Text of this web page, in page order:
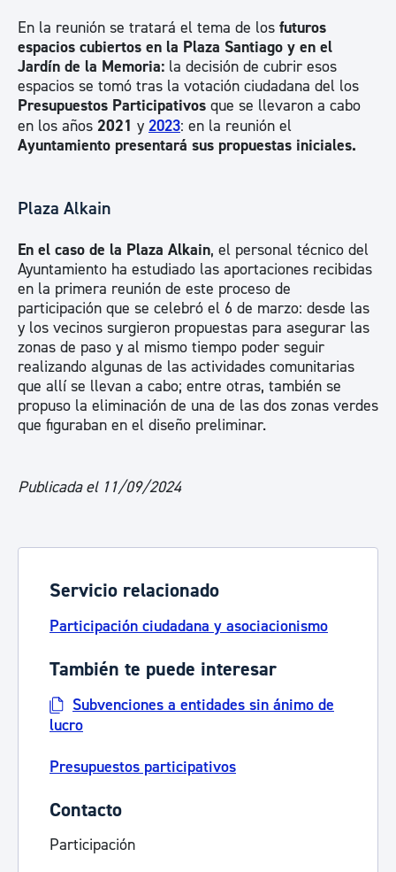
En la reunión se tratará el tema de los futuros
espacios cubiertos en la Plaza Santiago y en el
Jardín de la Memoria: la decisión de cubrir esos
espacios se tomó tras la votación ciudadana del los
Presupuestos Participativos que se llevaron a cabo
en los años 2021 y 2023: en la reunión el
Ayuntamiento presentará sus propuestas iniciales.
Plaza Alkain
En el caso de la Plaza Alkain, el personal técnico del
Ayuntamiento ha estudiado las aportaciones recibidas
en la primera reunión de este proceso de
participación que se celebró el 6 de marzo: desde las
y los vecinos surgieron propuestas para asegurar las
zonas de paso y al mismo tiempo poder seguir
realizando algunas de las actividades comunitarias
que allí se llevan a cabo; entre otras, también se
propuso la eliminación de una de las dos zonas verdes
que figuraban en el diseño preliminar.
Publicada el 11/09/2024
Servicio relacionado
Participación ciudadana y asociacionismo
También te puede interesar
Subvenciones a entidades sin ánimo de
lucro
Presupuestos participativos
Contacto
Participación